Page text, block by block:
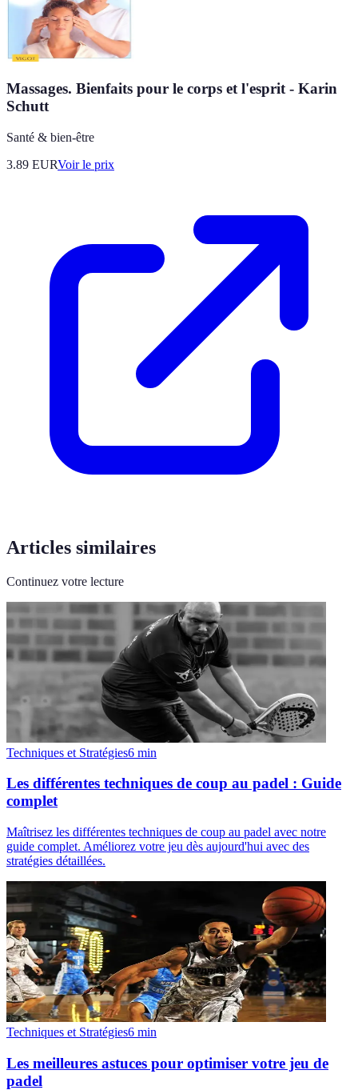
Massages. Bienfaits pour le corps et l'esprit - Karin
Schutt
Santé & bien-être
3.89 EURVoir le prix
Articles similaires
Continuez votre lecture
Techniques et Stratégies6 min
Les différentes techniques de coup au padel : Guide
complet
Maîtrisez les différentes techniques de coup au padel avec notre
guide complet. Améliorez votre jeu dès aujourd'hui avec des
stratégies détaillées.
Techniques et Stratégies6 min
Les meilleures astuces pour optimiser votre jeu de
padel